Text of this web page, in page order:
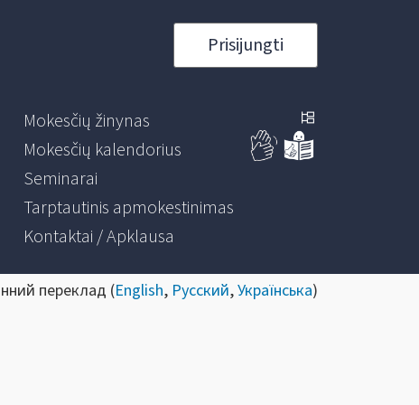
Prisijungti
Mokesčių žinynas
Mokesčių kalendorius
Seminarai
Tarptautinis apmokestinimas
Kontaktai / Apklausa
переклад (English, Русский,Українська)